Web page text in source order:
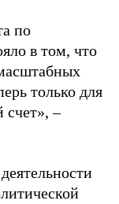
по
в том, что
только для
счет», –